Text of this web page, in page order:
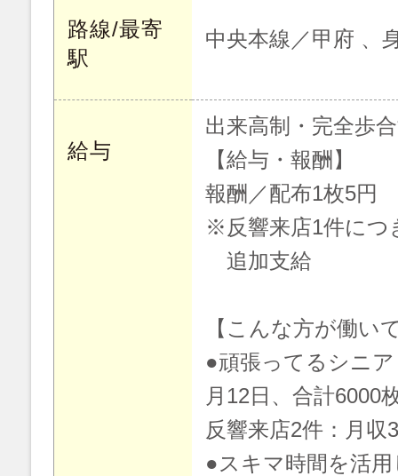
路線/最寄
駅
中央本線／甲府 、
給与
出来高制・完全歩
【給与・報酬】
報酬／配布1枚5円
※反響来店1件につ
追加支給
【こんな方が働い
●頑張ってるシニア
月12日、合計6000
反響来店2件：月収
●スキマ時間を活